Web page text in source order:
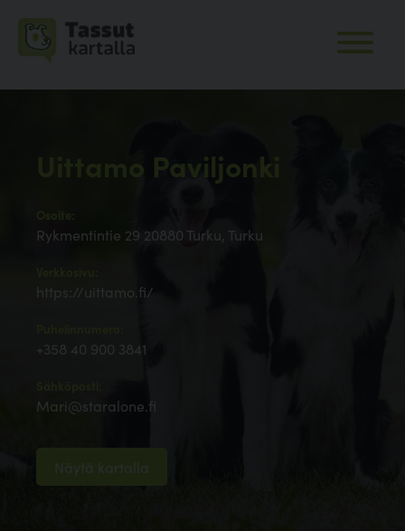
Uittamo Paviljonki
Rykmentintie 29 20880 Turku, Turku
https://uittamo.fi/
+358 40 900 3841
Mari@staralone.fi
Näytä kartalla